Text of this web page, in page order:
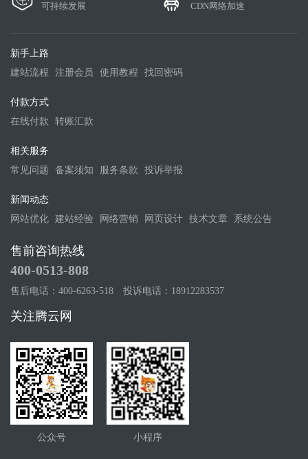
可持续发展
CDN网络加速
新手上路
建站流程
注册会员 使用教程 找回密码
付款方式
在线付款
转账汇款
相关服务
常见问题
备案须知 服务条款 投诉举报
新闻动态
网站优化 建站经验 网络营销 网页设计 技术文章 系统公告
售前咨询热线
400-0513-808
售后电话：400-6263-518 投诉电话：18912283537
关注腾云网
公众号 小程序